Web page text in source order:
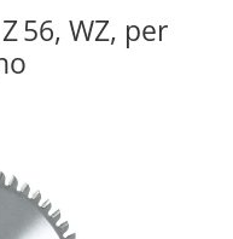
56, WZ, per